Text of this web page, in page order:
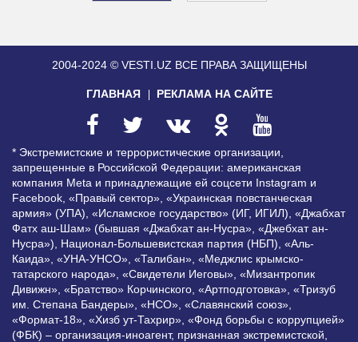
2004-2024 © VESTI.UZ ВСЕ ПРАВА ЗАЩИЩЕНЫ
ГЛАВНАЯ РЕКЛАМА НА САЙТЕ
* Экстремистские и террористические организации,
запрещенные в Российской Федерации: американская
компания Meta и принадлежащие ей соцсети Instagram и
Facebook, «Правый сектор», «Украинская повстанческая
армия» (УПА), «Исламское государство» (ИГ, ИГИЛ), «Джабхат
Фатх аш-Шам» (бывшая «Джабхат ан-Нусра», «Джебхат ан-
Нусра»), Национал-Большевистская партия (НБП), «Аль-
Каида», «УНА-УНСО», «Талибан», «Меджлис крымско-
татарского народа», «Свидетели Иеговы», «Мизантропик
Дивижн», «Братство» Корчинского, «Артподготовка», «Тризуб
им. Степана Бандеры», «НСО», «Славянский союз»,
«Формат-18», «Хизб ут-Тахрир», «Фонд борьбы с коррупцией»
(ФБК) – организация-иноагент, признанная экстремистской,